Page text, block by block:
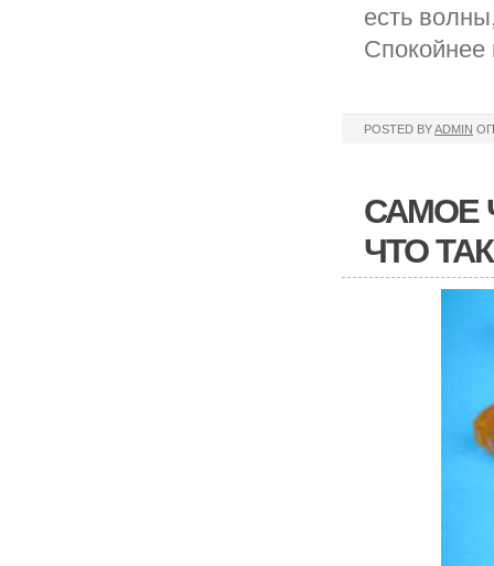
есть
Спокойнее
POSTED BYADMIN
САМОЕ
ЧТО